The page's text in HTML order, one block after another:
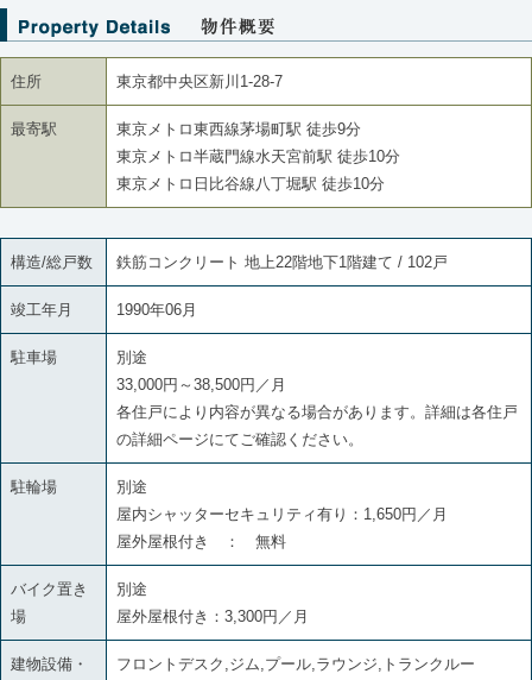
住所 東京都中央区新川1-28-7
最寄駅
東京メトロ東西線茅場町駅 徒歩9分
東京メトロ半蔵門線水天宮前駅 徒歩10分
東京メトロ日比谷線八丁堀駅 徒歩10分
構造/総戸数 鉄筋コンクリート 地上22階地下1階建て / 102戸
竣工年月 1990年06月
駐車場
別途
33,000円～38,500円／月
各住戸により内容が異なる場合があります。詳細は各住戸
の詳細ページにてご確認ください。
駐輪場
別途
屋内シャッターセキュリティ有り：1,650円／月
屋外屋根付き ： 無料
バイク置き
場
別途
屋外屋根付き：3,300円／月
建物設備・
フロントデスク,ジム,プール,ラウンジ,トランクルー